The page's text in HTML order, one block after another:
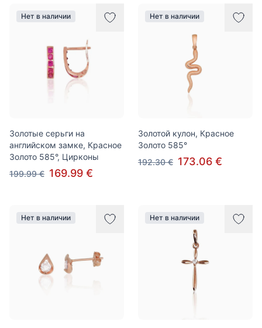
Нет в наличии
Золотые серьги на
английском замке, Красное
Золото 585°, Цирконы
199.99 € 169.99 €
Нет в наличии
Золотой кулон, Красное
Золото 585°
192.30 € 173.06 €
Нет в наличии Нет в наличии